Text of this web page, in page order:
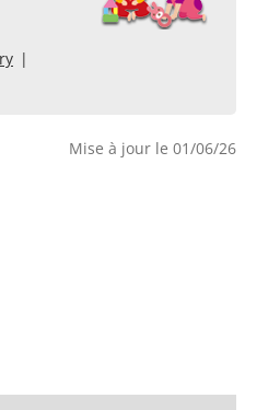
Mise à jour le 01/06/26